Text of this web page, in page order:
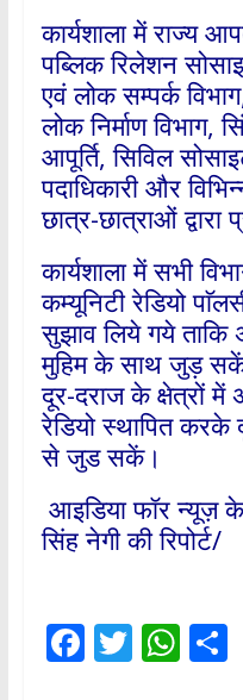
कार्यशाला में राज्य
पब्लिक रिलेशन
एवं लोक सम्पर्क
लोक निर्माण विभाग,
आपूर्ति, सिविल
पदाधिकारी और
छात्र-छात्राओं द्वारा
कार्यशाला में सभी
कम्यूनिटी रेडियो
सुझाव लिये गये
मुहिम के साथ जुड़
दूर-दराज के क्षेत्रों
रेडियो स्थापित करके
से जुड सकें।
आइडिया फॉर न्यूज़
सिंह नेगी की रिपोर्ट/
F T W S